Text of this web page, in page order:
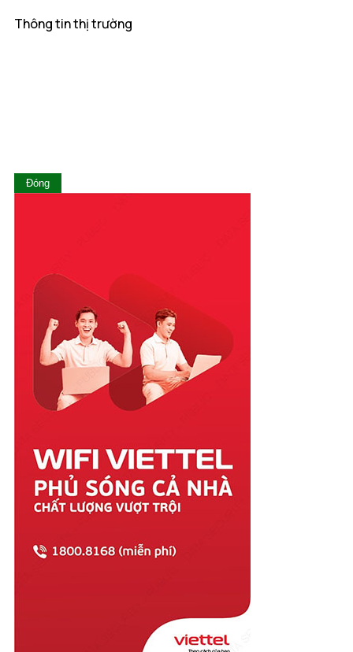
Lai Châu
Quảng Ngãi
Quảng Ninh
Quảng Trị
Sóc Trăng
Sơn La
Tây Ninh
Thái Bình
Thái Nguyên
Thừa Thiên Huế
Tiền Giang
Trà Vinh
Tuyên Quang
Vĩnh Phúc
Vũng Tàu
Thông tin thị trường
Đóng